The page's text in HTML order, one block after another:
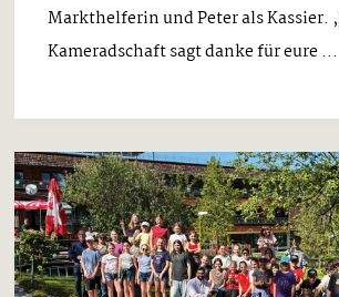
Markthelferin und Peter als Kassier.
Kameradschaft sagt danke für eure ...